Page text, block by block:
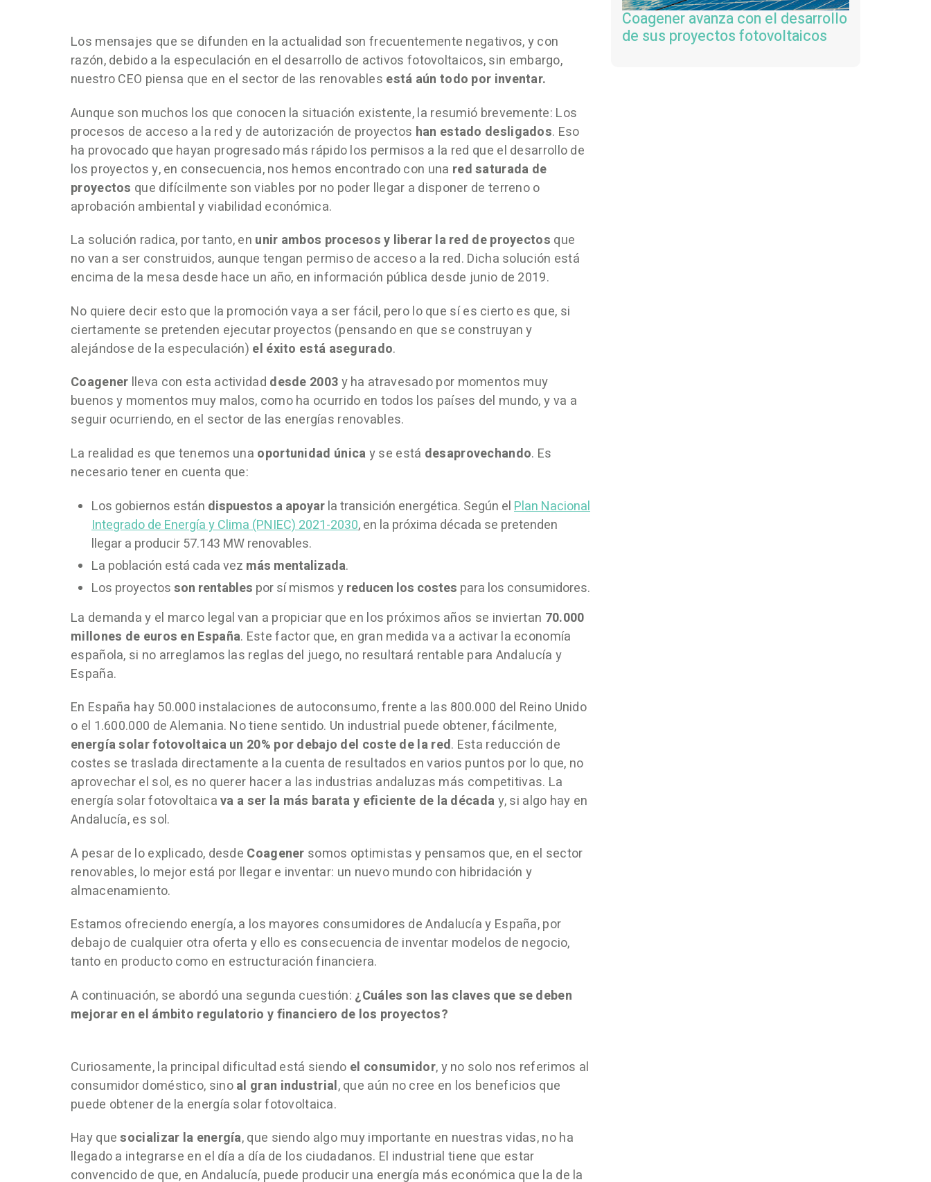
Los mensajes que se difunden en la actualidad son frecuentemente negativos, y con
razón, debido a la especulación en el desarrollo de activos fotovoltaicos, sin embargo,
nuestro CEO piensa que en el sector de las renovables está aún todo por inventar.
Aunque son muchos los que conocen la situación existente, la resumió brevemente: Los
procesos de acceso a la red y de autorización de proyectos han estado desligados. Eso
ha provocado que hayan progresado más rápido los permisos a la red que el desarrollo de
los proyectos y, en consecuencia, nos hemos encontrado con una red saturada de
proyectos que difícilmente son viables por no poder llegar a disponer de terreno o
aprobación ambiental y viabilidad económica.
La solución radica, por tanto, en unir ambos procesos y liberar la red de proyectos que
no van a ser construidos, aunque tengan permiso de acceso a la red. Dicha solución está
encima de la mesa desde hace un año, en información pública desde junio de 2019.
No quiere decir esto que la promoción vaya a ser fácil, pero lo que sí es cierto es que, si
ciertamente se pretenden ejecutar proyectos (pensando en que se construyan y
alejándose de la especulación) el éxito está asegurado.
Coagener lleva con esta actividad desde 2003y ha atravesado por momentos muy
buenos y momentos muy malos, como ha ocurrido en todos los países del mundo, y va a
seguir ocurriendo, en el sector de las energías renovables.
La realidad es que tenemos una oportunidad únicay se está desaprovechando. Es
necesario tener en cuenta que:
Los gobiernos están dispuestos a apoyarla transición energética. Según elPlan Nacional
Integrado de Energía y Clima (PNIEC) 2021-2030, en la próxima década se pretenden
llegar a producir 57.143 MW renovables.
La población está cada vez más mentalizada.
Los proyectosson rentables por sí mismos yreducen los costes para los consumidores.
La demanda y el marco legal van a propiciar que en los próximos años se inviertan 70.000
millones de euros en España. Este factor que, en gran medida va a activar la economía
española, si no arreglamos las reglas del juego, no resultará rentable para Andalucía y
España.
En España hay 50.000 instalaciones de autoconsumo, frente a las 800.000 del Reino Unido
o el 1.600.000 de Alemania. No tiene sentido. Un industrial puede obtener, fácilmente,
energía solar fotovoltaica un 20% por debajo del coste de la red. Esta reducción de
costes se traslada directamente a la cuenta de resultados en varios puntos por lo que, no
aprovechar el sol, es no querer hacer a las industrias andaluzas más competitivas. La
energía solar fotovoltaicava a ser la más barata y eficiente de la décaday, si algo hay en
Andalucía, es sol.
A pesar de lo explicado, desde Coagener somos optimistas y pensamos que, en el sector
renovables, lo mejor está por llegar e inventar: un nuevo mundo con hibridación y
almacenamiento.
Estamos ofreciendo energía, a los mayores consumidores de Andalucía y España, por
debajo de cualquier otra oferta y ello es consecuencia de inventar modelos de negocio,
tanto en producto como en estructuración financiera.
A continuación, se abordó una segunda cuestión: ¿Cuáles son las claves que se deben
mejorar en el ámbito regulatorio y financiero de los proyectos?
Curiosamente, la principal dificultad está siendo el consumidor, y no solo nos referimos al
consumidor doméstico, sinoal gran industrial, que aún no cree en los beneficios que
puede obtener de la energía solar fotovoltaica.
Hay quesocializar la energía, que siendo algo muy importante en nuestras vidas, no ha
llegado a integrarse en el día a día de los ciudadanos. El industrial tiene que estar
convencido de que, en Andalucía, puede producir una energía más económica que la de la
Coagener avanza con el desarrollo
de sus proyectos fotovoltaicos